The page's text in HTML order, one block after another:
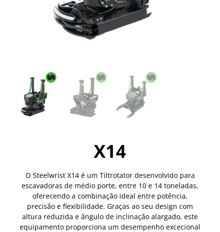
X14
O Steelwrist X14 é um Tiltrotator desenvolvido para
escavadoras de médio porte, entre 10 e 14 toneladas,
oferecendo a combinação ideal entre potência,
precisão e flexibilidade. Graças ao seu design com
altura reduzida e ângulo de inclinação alargado, este
equipamento proporciona um desempenho excecional